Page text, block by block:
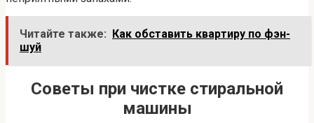
Читайте также: Как обставить квартиру по фэн-
шуй
Советы при чистке стиральной
машины